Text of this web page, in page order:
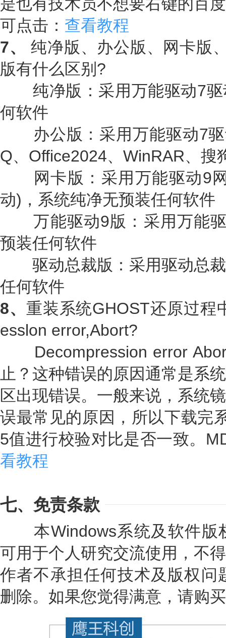
可点击： 查看教程
7、纯净版、办公版、网卡版
版有什么区别?
纯净版：采用万能驱动7驱
何软件
办公版：采用万能驱动7驱
Q、Office2024、WinRAR、搜
网卡版：采用万能驱动9网
动)，系统纯净无预装任何软件
万能驱动9版：采用万能驱
预装任何软件
驱动总裁版：采用驱动总裁
任何软件
8、 重装系统GHOST还原过程
esslon error,Abort?
Decompression error
止？这种错误的原因通常是系
区出现错误。一般来说，系统
误最常见的原因，所以下载完
5值进行校验对比是否一致。
看教程
七、免责条款
本Windows系统及软件版
可用于个人研究交流使用，不
作者不承担任何技术及版权问
删除。如果您觉得满意，请购